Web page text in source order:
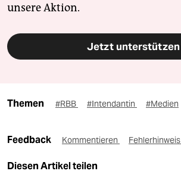
unsere Aktion.
Jetzt unterstützen
Themen #RBB #Intendantin #Medien
Feedback Kommentieren Fehlerhinweis
Diesen Artikel teilen